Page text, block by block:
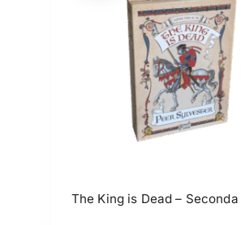
The King is Dead –